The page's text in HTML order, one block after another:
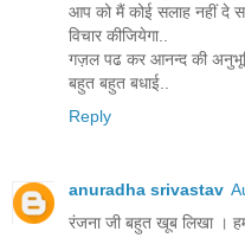
आप को मैं कोई सलाह नहीं दे
विचार कीजियेगा..
गज़ल पढ कर आनन्द की
बहुत बहुत बधाई..
Reply
anuradha srivastav
रंजना जी बहुत खूब लिखा ।